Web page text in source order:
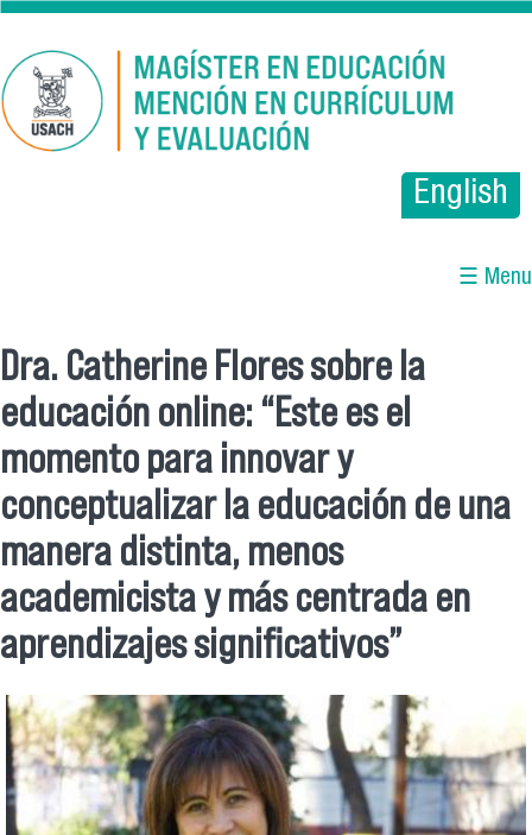
Pasar al contenido principal
English
☰ Menu
Se encuentra usted aquí
Dra. Catherine Flores sobre la
educación online: “Este es el
momento para innovar y
conceptualizar la educación de una
manera distinta, menos
academicista y más centrada en
aprendizajes significativos”